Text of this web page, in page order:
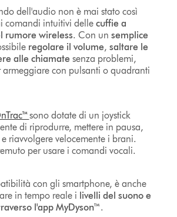
dell'audio non è mai stato così
comandi intuitivi dellecuffie a
rumore wireless. Con unsemplice
regolare il volume,saltare le
alle chiamate senza problemi,
armeggiare con pulsanti o quadranti
sono dotate di un joystick
di riprodurre, mettere in pausa,
riavvolgere velocemente i brani.
per usare i comandi vocali.
con gli smartphone, è anche
in tempo reale i livelli del suono e
l'app MyDyson™.